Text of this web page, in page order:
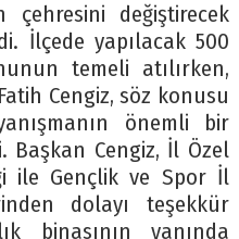
çehresini değiştirecek
İlçede yapılacak 500
temeli atılırken,
Cengiz, söz konusu
önemli bir
Cengiz, İl Özel
ile Gençlik ve Spor İl
dolayı teşekkür
binasının yanında